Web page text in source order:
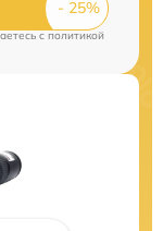
cполитикой